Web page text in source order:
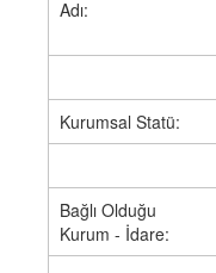
Adı:
Kurumsal Statü:
Bağlı Olduğu
Kurum - İdare: